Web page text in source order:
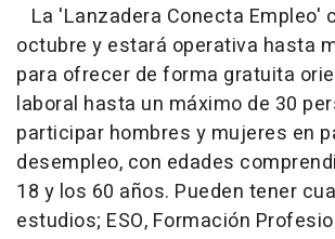
La 'Lanzadera Conecta Empleo'
octubre y estará operativa hasta
para ofrecer de forma gratuita
laboral hasta un máximo de 30
participar hombres y mujeres en
desempleo, con edades
18 y los 60 años. Pueden tener
estudios; ESO, Formación